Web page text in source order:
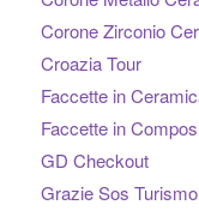
Corone Zirconio
Croazia Tour
Faccette in
Faccette in
GD Checkout
Grazie Sos